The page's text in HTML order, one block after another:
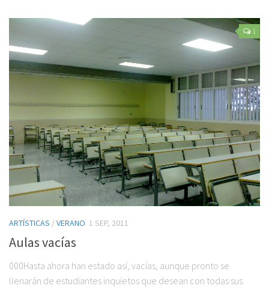
1
ARTÍSTICAS /VERANO 1 SEP, 2011
Aulas vacías
000Hasta ahora han estado así, vacías, aunque pronto se
llenarán de estudiantes inquietos que desean con todas sus